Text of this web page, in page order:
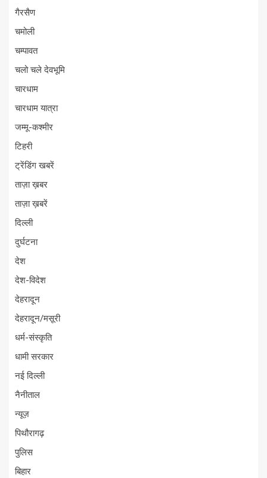
गैरसैण
चमोली
चम्पावत
चलो चले देवभूमि
चारधाम
चारधाम यात्रा
जम्मू-कश्मीर
टिहरी
ट्रेंडिंग खबरें
ताज़ा ख़बर
ताज़ा ख़बरें
दिल्ली
दुर्घटना
देश
देश-विदेश
देहरादून
देहरादून/मसूरी
धर्म-संस्कृति
धामी सरकार
नई दिल्ली
नैनीताल
न्यूज़
पिथौरागढ़
पुलिस
बिहार